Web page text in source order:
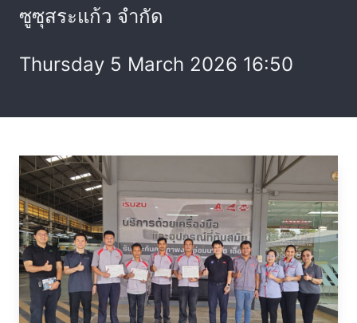
ซูซุสระแก้ว จำกัด
Thursday 5 March 2026 16:50